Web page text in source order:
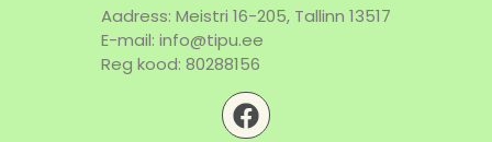
Aadress: Meistri 16-205, Tallinn 13517
E-mail: info@tipu.ee
Reg kood: 80288156